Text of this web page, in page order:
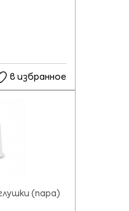
в избранное
(пара)